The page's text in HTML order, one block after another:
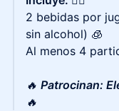
2 bebidas por
sin alcohol) 🧊
Al menos 4
🔥 Patrocinan:
🔥